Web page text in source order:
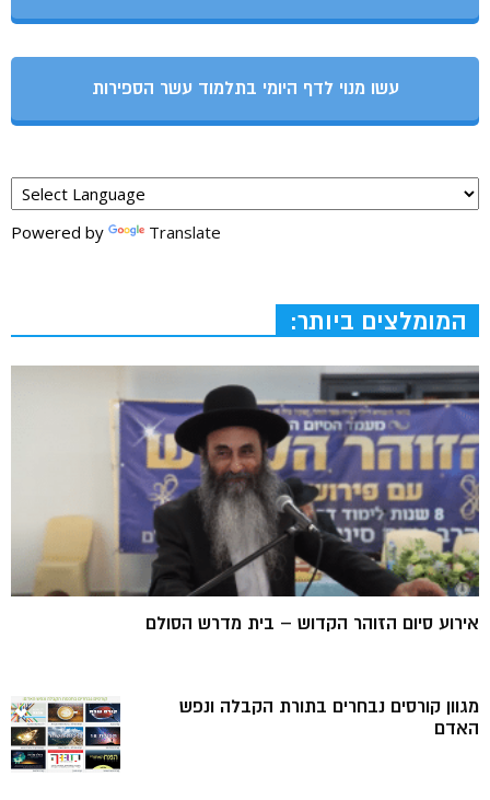
עשו מנוי לדף היומי בתלמוד עשר הספירות
Powered by Translate
המומלצים ביותר:
אירוע סיום הזוהר הקדוש – בית מדרש הסולם
מגוון קורסים נבחרים בתורת הקבלה ונפש
האדם